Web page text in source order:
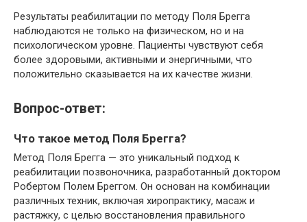
Результаты реабилитации по методу Поля Брегга
наблюдаются не только на физическом, но и на
психологическом уровне. Пациенты чувствуют себя
более здоровыми, активными и энергичными, что
положительно сказывается на их качестве жизни.
Вопрос-ответ:
Что такое метод Поля Брегга?
Метод Поля Брегга — это уникальный подход к
реабилитации позвоночника, разработанный доктором
Робертом Полем Бреггом. Он основан на комбинации
различных техник, включая хиропрактику, масаж и
растяжку, с целью восстановления правильного